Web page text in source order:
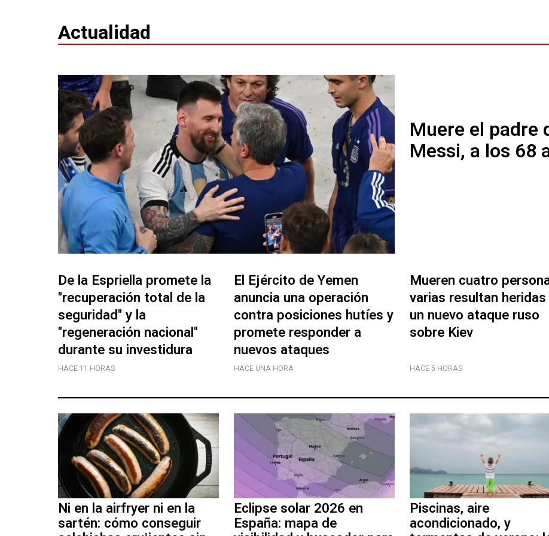
Actualidad
Muere el padre
Messi, a los 68
De la Espriella promete la
"recuperación total de la
seguridad" y la
"regeneración nacional"
durante su investidura
HACE 11 HORAS
El Ejército de Yemen
anuncia una operación
contra posiciones hutíes y
promete responder a
nuevos ataques
HACE UNA HORA
Mueren cuatro
varias resultan heridas
un nuevo ataque ruso
sobre Kiev
HACE 5 HORAS
Ni en la airfryer ni en la
sartén: cómo conseguir
Eclipse solar 2026 en
España: mapa de
Piscinas, aire
acondicionado, y